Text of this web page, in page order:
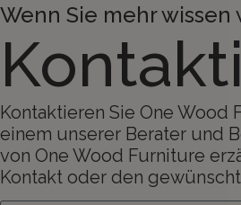
Wenn Sie mehr wissen
Kontaktieren Sie One
einem unserer Berater und
von One Wood Furniture
Kontakt oder den